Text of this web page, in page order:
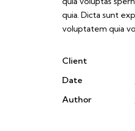
quia. Dicta sunt
voluptatem quia
Client
Date
Author